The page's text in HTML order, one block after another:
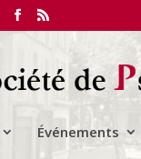
Événements